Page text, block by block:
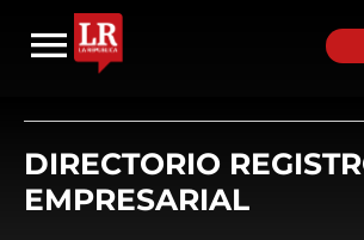
DIRECTORIO
EMPRESARIAL